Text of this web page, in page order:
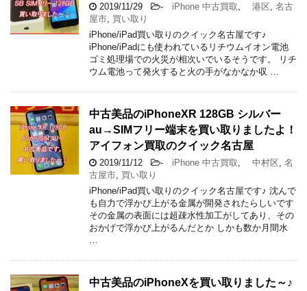
2019/11/29 - iPhone 中古買取 港区 名古
屋市 買い取り
iPhone/iPad買い取りのクイック名古屋です♪
iPhone/iPadにも使われているリチウムイオン電池
ゴミ処理場での火災が相次いでいるそうです。 リチ
ウム電池って発火すると火の手がなかなか収 …
中古美品のiPhoneXR 128GB シルバー
au→SIMフリー端末を買い取りましたよ！
アイフォン買取のクイック名古屋
2019/11/12 - iPhone 中古買取 中村区 名
古屋市 買い取り
iPhone/iPad買い取りのクイック名古屋です♪ 沈んで
も自力で浮かび上がる金属が開発されたらしいです
その金属の表面には超疎水性加工がしてあり、その
おかげで浮かび上がるんだとか しかも数か月間水
中古美品のiPhoneXを買い取りました～♪